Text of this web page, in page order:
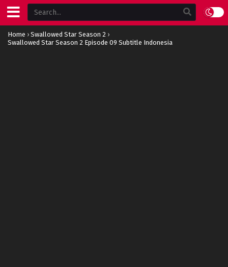
Home › Swallowed Star Season 2 ›
Swallowed Star Season 2 Episode 09 Subtitle Indonesia